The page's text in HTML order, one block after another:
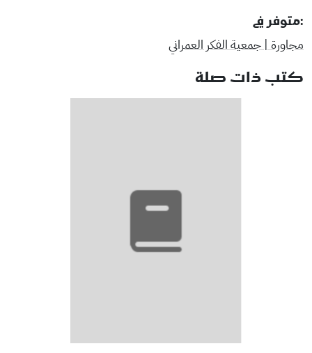
:متوفر في
مجاورة | جمعية الفكر العمراني
كتب ذات صلة